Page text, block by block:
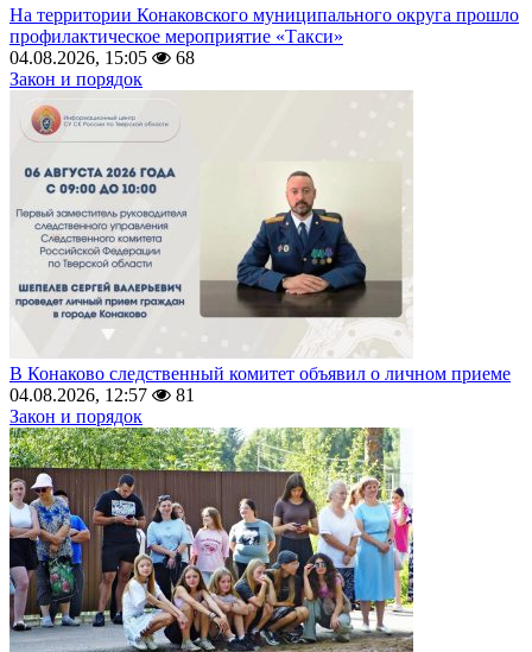
На территории Конаковского муниципального округа прошло
профилактическое мероприятие «Такси»
04.08.2026, 15:05
68
Закон и порядок
В Конаково следственный комитет объявил о личном приеме
04.08.2026, 12:57
81
Закон и порядок